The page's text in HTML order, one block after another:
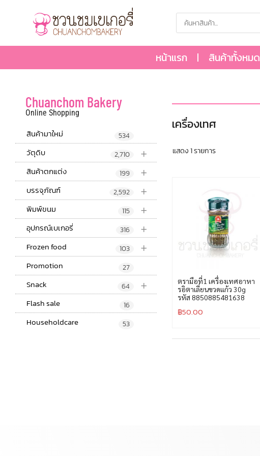
หน้าแรก สินค้าทั้งหมด
Chuanchom Bakery
Online Shopping
สินค้ามาใหม่ 534
+
วัตุดิบ 2,710
+
สินค้าตกแต่ง 199
+
บรรจุภัณฑ์ 2,592
+
พิมพ์ขนม 115
+
อุปกรณ์เบเกอรี่ 316
+
Frozen food 103
Promotion 27
+
Snack 64
Flash sale 16
Householdcare 53
เครื่องเทศ
แสดง 1 รายการ
ตรามือที่1 เครื่องเทศอาหา
รอิตาเลี่ยนขวดแก้ว 30g
รหัส 8850885481638
฿50.00